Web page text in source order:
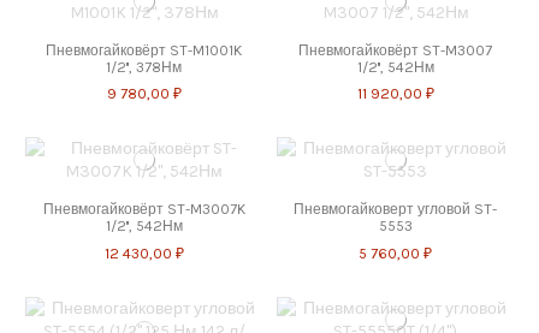
Пневмогайковёрт ST-M1001K
1/2'', 378Нм
9 780,00 ₽
Пневмогайковёрт ST-M3007
1/2'', 542Нм
11 920,00 ₽
Пневмогайковёрт ST-M3007K
1/2'', 542Нм
12 430,00 ₽
Пневмогайковерт угловой ST-
5553
5 760,00 ₽